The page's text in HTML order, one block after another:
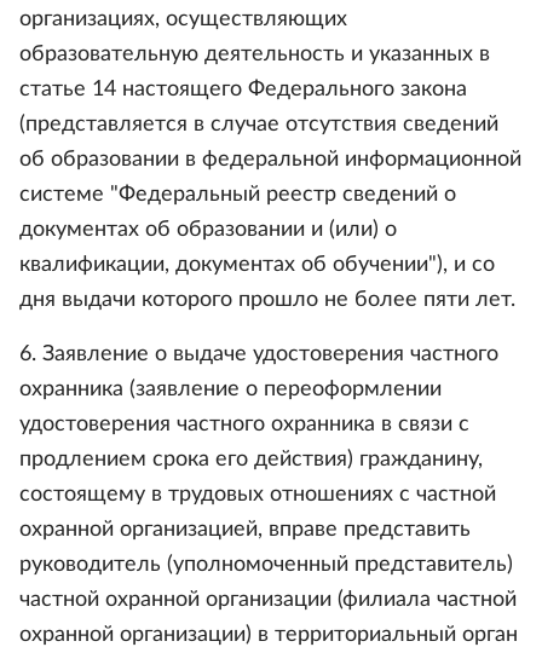
организациях, осуществляющих
образовательную деятельность и указанных в
статье 14 настоящего Федерального закона
(представляется в случае отсутствия сведений
об образовании в федеральной информационной
системе "Федеральный реестр сведений о
документах об образовании и (или) о
квалификации, документах об обучении"), и со
дня выдачи которого прошло не более пяти лет.
6. Заявление о выдаче удостоверения частного
охранника (заявление о переоформлении
удостоверения частного охранника в связи с
продлением срока его действия) гражданину,
состоящему в трудовых отношениях с частной
охранной организацией, вправе представить
руководитель (уполномоченный представитель)
частной охранной организации (филиала частной
охранной организации) в территориальный орган